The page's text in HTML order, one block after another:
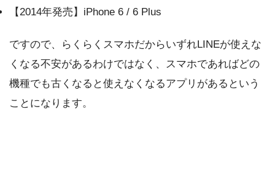
【2014年発売】iPhone 6 / 6 Plus
ですので、らくらくスマホだからいずれLINEが使えな
くなる不安があるわけではなく、スマホであればどの
機種でも古くなると使えなくなるアプリがあるという
ことになります。